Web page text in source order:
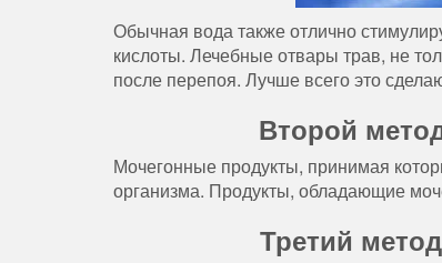
Обычная вода также отлично
кислоты. Лечебные отвары трав, не
после перепоя. Лучше всего это
Второй
Мочегонные продукты, принимая
организма. Продукты, обладающие
Третий